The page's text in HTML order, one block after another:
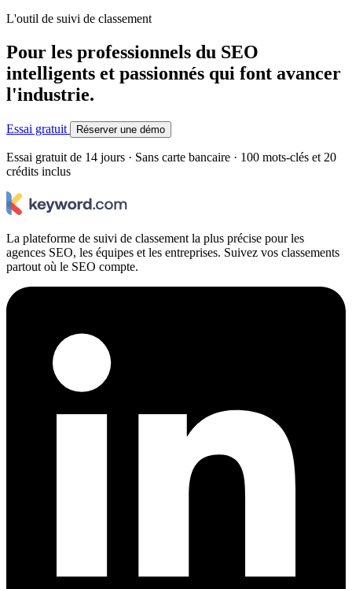
L'outil de suivi de classement
Pour les professionnels du SEO
intelligents et passionnés qui font avancer
l'industrie.
Essai gratuit Réserver une démo
Essai gratuit de 14 jours · Sans carte bancaire · 100 mots-clés et 20
crédits inclus
La plateforme de suivi de classement la plus précise pour les
agences SEO, les équipes et les entreprises. Suivez vos classements
partout où le SEO compte.